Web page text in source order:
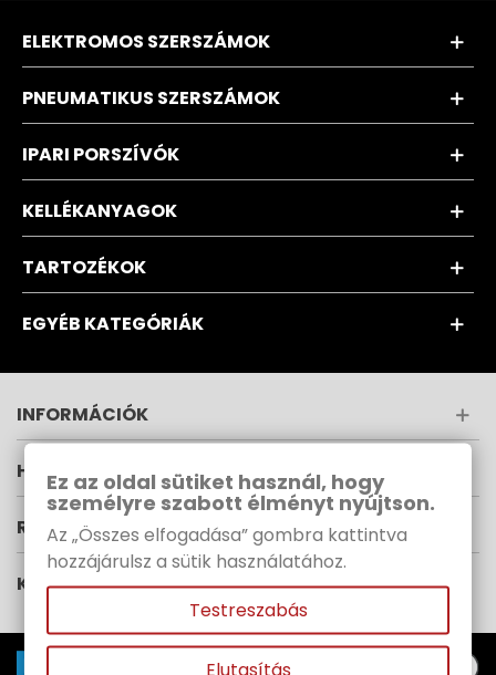
ELEKTROMOS SZERSZÁMOK
PNEUMATIKUS SZERSZÁMOK
IPARI PORSZÍVÓK
KELLÉKANYAGOK
TARTOZÉKOK
EGYÉB KATEGÓRIÁK
INFORMÁCIÓK
HÍRLEVÉL
RUPES MAGYARORSZÁG
KÖVESS MINKET
Ez az oldal sütiket használ, hogy
személyre szabott élményt nyújtson.
Az „Összes elfogadása” gombra kattintva
hozzájárulsz a sütik használatához.
Testreszabás
Elutasítás